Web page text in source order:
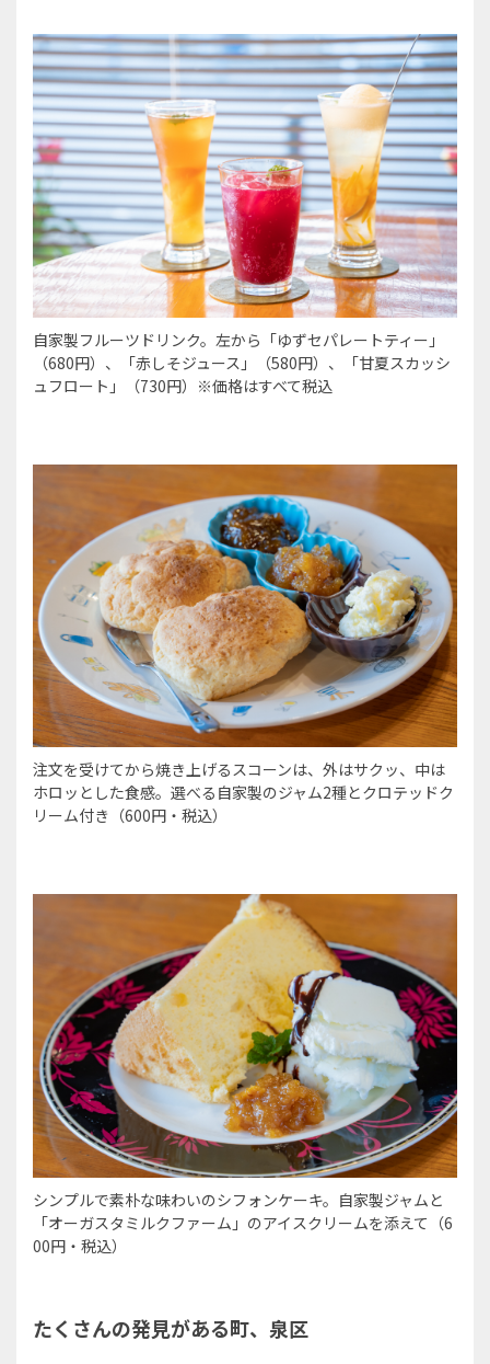
自家製フルーツドリンク。左から「ゆずセパレートティー」
（680円）、「赤しそジュース」（580円）、「甘夏スカッシ
ュフロート」（730円）※価格はすべて税込
注文を受けてから焼き上げるスコーンは、外はサクッ、中は
ホロッとした食感。選べる自家製のジャム2種とクロテッドク
リーム付き（600円・税込）
シンプルで素朴な味わいのシフォンケーキ。自家製ジャムと
「オーガスタミルクファーム」のアイスクリームを添えて（6
00円・税込）
たくさんの発見がある町、泉区